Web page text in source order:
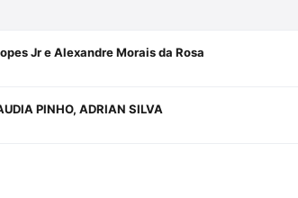
Jr e Alexandre Morais da Rosa
PINHO, ADRIAN SILVA